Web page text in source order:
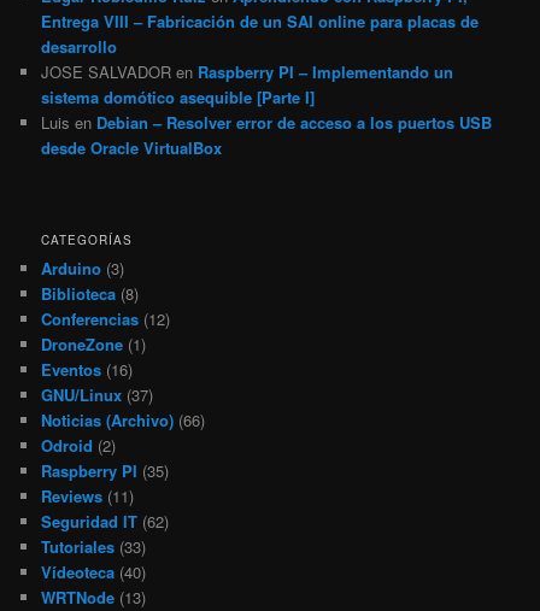
Entrega VIII – Fabricación de un SAI online para placas de
desarrollo
JOSE SALVADOR en Raspberry PI – Implementando un
sistema domótico asequible [Parte I]
Luis en Debian – Resolver error de acceso a los puertos USB
desde Oracle VirtualBox
CATEGORÍAS
Arduino (3)
Biblioteca (8)
Conferencias (12)
DroneZone (1)
Eventos (16)
GNU/Linux (37)
Noticias (Archivo) (66)
Odroid (2)
Raspberry PI (35)
Reviews (11)
Seguridad IT (62)
Tutoriales (33)
Vídeoteca (40)
WRTNode (13)